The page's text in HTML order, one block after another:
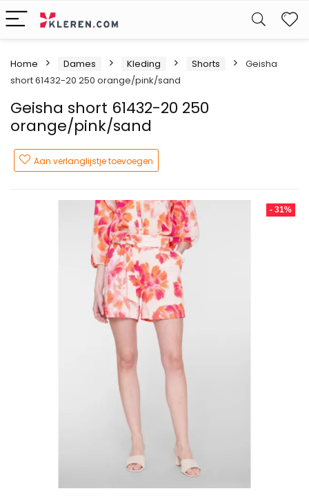
Home Dames Kleding Shorts
Geisha
short 61432-20 250 orange/pink/sand
Geisha short 61432-20 250
orange/pink/sand
Aan verlanglijstje toevoegen
- 31%